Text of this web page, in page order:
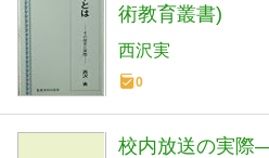
術教育叢書)
西沢実
0
校内放送の実際